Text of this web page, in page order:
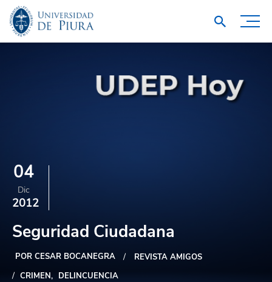
04
Dic
2012
Seguridad Ciudadana
POR CESAR BOCANEGRA
REVISTA AMIGOS
CRIMEN
DELINCUENCIA